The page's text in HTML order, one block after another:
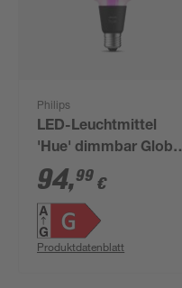
Philips
LED-Leuchtmittel
'Hue' dimmbar Globe
klar E27 6,8 W 500 lm
warmweiß bis
tageslichtweiß
94,99 €
Produktdatenblatt